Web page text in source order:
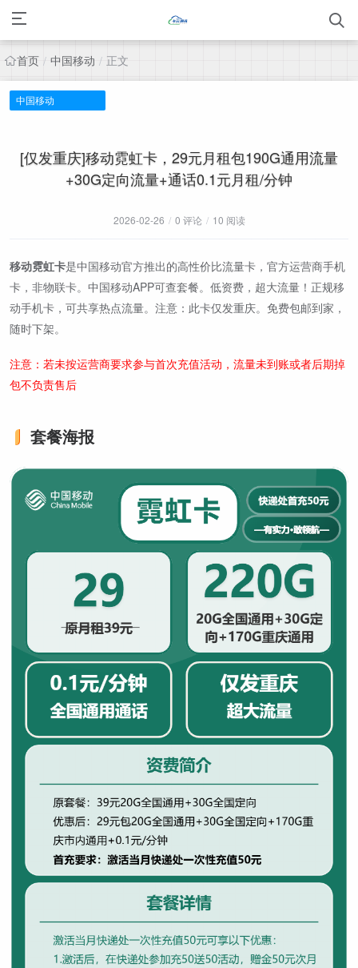
首页 / 中国移动 / 正文
中国移动
[仅发重庆]移动霓虹卡，29元月租包190G通用流量
+30G定向流量+通话0.1元月租/分钟
2026-02-26 / 0 评论 / 10 阅读
移动霓虹卡是中国移动官方推出的高性价比流量卡，官方运营商手机
卡，非物联卡。中国移动APP可查套餐。低资费，超大流量！正规移
动手机卡，可共享热点流量。注意：此卡仅发重庆。免费包邮到家，
随时下架。
注意：若未按运营商要求参与首次充值活动，流量未到账或者后期掉
包不负责售后
套餐海报